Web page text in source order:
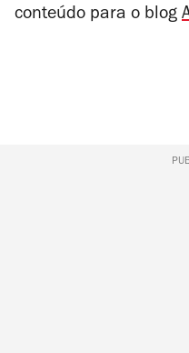
conteúdo para o blog